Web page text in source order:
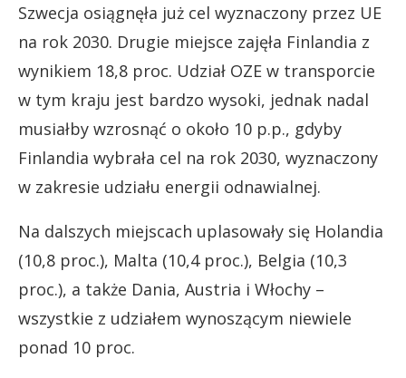
Szwecja osiągnęła już cel wyznaczony przez UE
na rok 2030. Drugie miejsce zajęła Finlandia z
wynikiem 18,8 proc. Udział OZE w transporcie
w tym kraju jest bardzo wysoki, jednak nadal
musiałby wzrosnąć o około 10 p.p., gdyby
Finlandia wybrała cel na rok 2030, wyznaczony
w zakresie udziału energii odnawialnej.
Na dalszych miejscach uplasowały się Holandia
(10,8 proc.), Malta (10,4 proc.), Belgia (10,3
proc.), a także Dania, Austria i Włochy –
wszystkie z udziałem wynoszącym niewiele
ponad 10 proc.